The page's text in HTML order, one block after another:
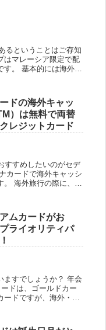
るということはご存知
はマレーシア限定で配
す。 基本的には海外在
ドの海外キャッ
）は無料で両替
レジットカード
すすめしたいのがセデ
カードで海外キャッシ
。 海外旅行の際に、国
ムカードがお
ライオリティパ
ますでしょうか？ 年会
ドは、ゴールドカー
ードですが、海外・国